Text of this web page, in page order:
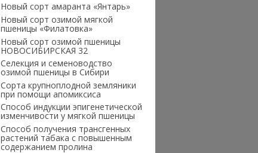
Новый сорт амаранта «Янтарь»
Новый сорт озимой мягкой
пшеницы «Филатовка»
Новый сорт озимой пшеницы
НОВОСИБИРСКАЯ 32
Селекция и семеноводство
озимой пшеницы в Сибири
Сорта крупноплодной земляники
при помощи апомиксиса
Способ индукции эпигенетической
изменчивости у мягкой пшеницы
Способ получения трансгенных
растений табака с повышенным
содержанием пролина